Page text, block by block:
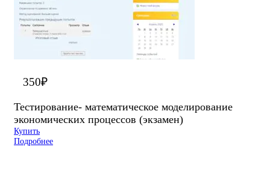
350₽
Тестирование- математическое моделирование
экономических процессов (экзамен)
Купить
Подробнее